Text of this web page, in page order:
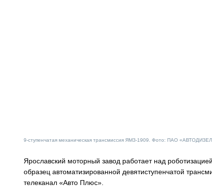
9-ступенчатая механическая трансмиссия ЯМЗ-1909. Фото: ПАО
Ярославский моторный завод работает над
образец автоматизированной девятиступенчатой
телеканал «Авто Плюс».